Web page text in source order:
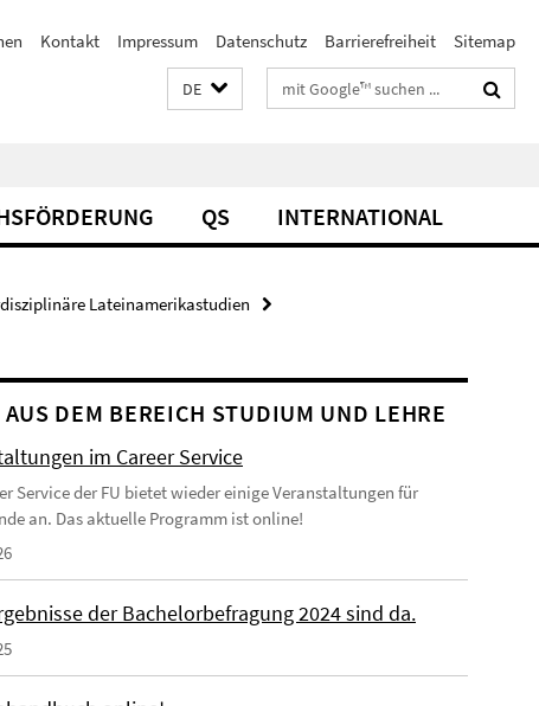
Kontakt Impressum Datenschutz Barrierefreiheit Sitemap
DE Suchbegriffe
QS INTERNATIONAL
Lateinamerikastudien
AUS DEM BEREICH STUDIUM UND LEHRE
im Career Service
Service der FU bietet wieder einige Veranstaltungen für
an. Das aktuelle Programm ist online!
der Bachelorbefragung 2024 sind da.